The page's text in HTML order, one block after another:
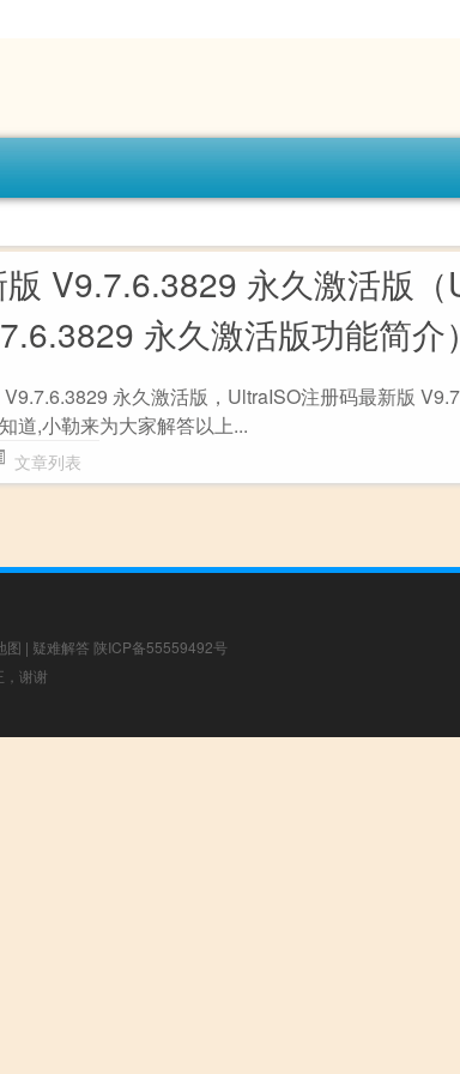
V9.7.6.3829 永久激活版（
永久激活版功能简介
永久激活版，UltraISO注册码最新版
道,小勒来为大家解答以上...
文章列表
图 | 疑难解答 陕ICP备55559492号
谢谢